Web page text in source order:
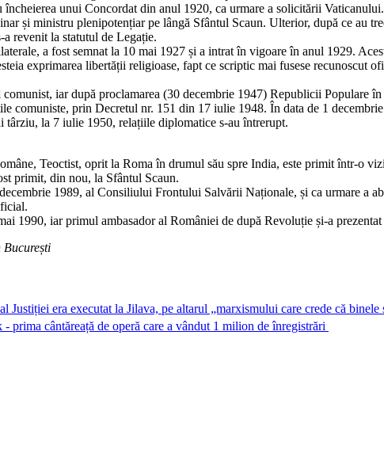
unui Concordat din anul 1920, ca urmare a solicitării
și ministru plenipotențiar pe lângă Sfântul Scaun. Ulterior, după ce au
revenit la statutul de Legație.
a fost semnat la 10 mai 1927 și a intrat în vigoare în anul 1929.
exprimarea libertății religioase, fapt ce scriptic mai fusese recunoscut
iar după proclamarea (30 decembrie 1947) Republicii Populare
comuniste, prin Decretul nr. 151 din 17 iulie 1948. În data de 1
la 7 iulie 1950, relațiile diplomatice s-au întrerupt.
Teoctist, oprit la Roma în drumul său spre India, este primit într-o
primit, din nou, la Sfântul Scaun.
1989, al Consiliului Frontului Salvării Naționale, și ca urmare a
1990, iar primul ambasador al României de după Revoluție și-a
era executat la Jilava, pe altarul „marxismului care crede că
prima cântăreață de operă care a vândut 1 milion de înregistrări